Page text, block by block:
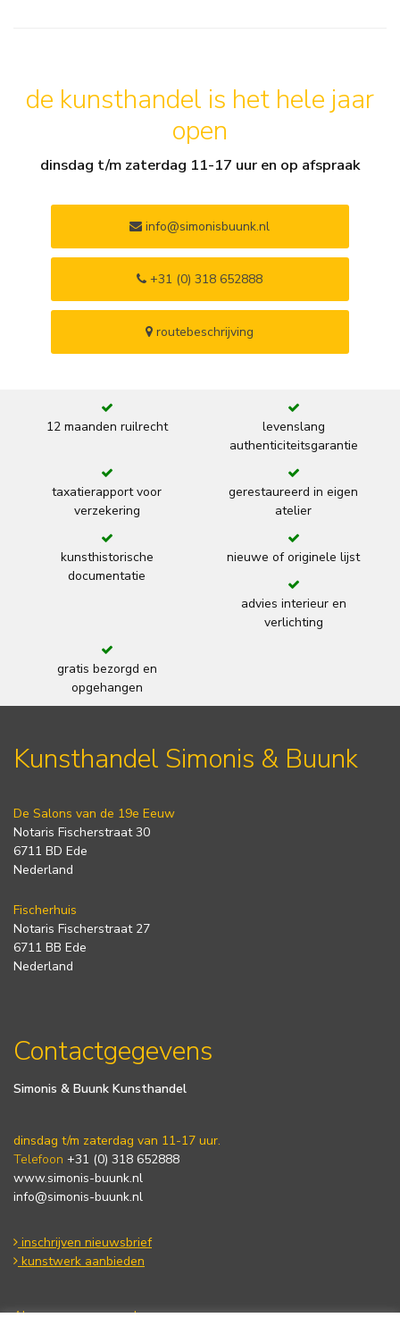
de kunsthandel is het hele jaar
open
dinsdag t/m zaterdag 11-17 uur en op afspraak
info@simonisbuunk.nl
+31 (0) 318 652888
routebeschrijving
12 maanden ruilrecht
levenslang
authenticiteitsgarantie
taxatierapport voor
verzekering
gerestaureerd in eigen
atelier
kunsthistorische
documentatie
nieuwe of originele lijst
advies interieur en
verlichting
gratis bezorgd en
opgehangen
Kunsthandel Simonis & Buunk
De Salons van de 19e Eeuw
Notaris Fischerstraat 30
6711 BD Ede
Nederland
Fischerhuis
Notaris Fischerstraat 27
6711 BB Ede
Nederland
Contactgegevens
Simonis & Buunk Kunsthandel
dinsdag t/m zaterdag van 11-17 uur.
Telefoon +31 (0) 318 652888
www.simonis-buunk.nl
info@simonis-buunk.nl
inschrijven nieuwsbrief
kunstwerk aanbieden
Algemene voorwaarden